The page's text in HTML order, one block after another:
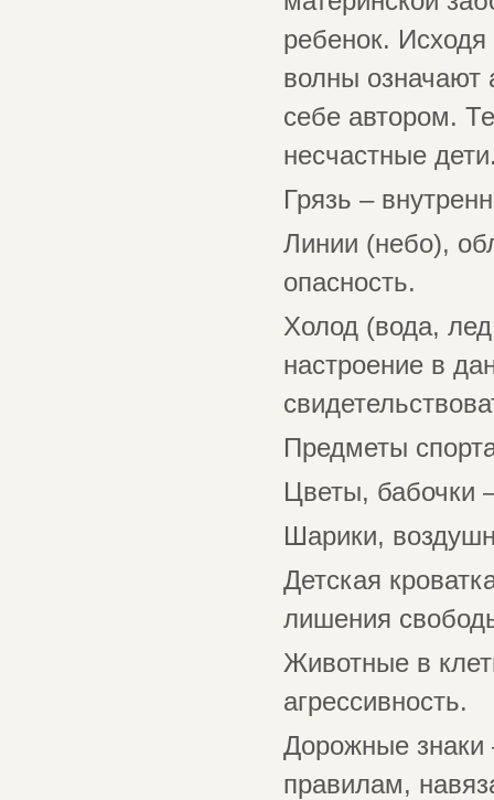
ребенок.
волны означают
себе автором.
несчастные
Грязь –
Линии (небо),
опасность.
Холод (вода,
настроение в
Предметы
Цветы, бабочки
Шарики,
Детская
лишения
Животные в
агрессивность.
Дорожные знаки
правилам,